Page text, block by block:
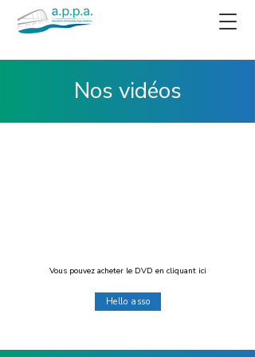
Nos vidéos
Vous pouvez acheter le DVD en cliquant ici
Hello asso